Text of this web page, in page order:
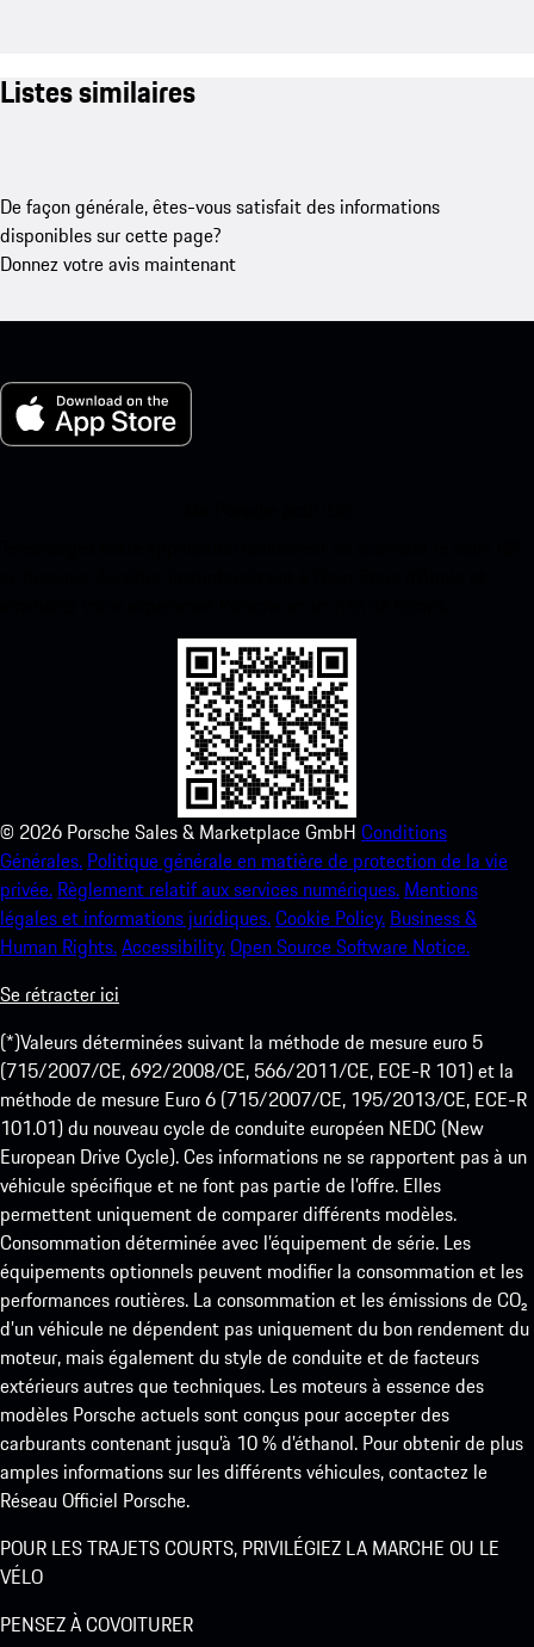
Listes similaires
De façon générale, êtes-vous satisfait des informations
disponibles sur cette page?
Donnez votre avis maintenant
© 2026 Porsche Sales & Marketplace GmbH Conditions
Générales. Politique générale en matière de protection de la vie
privée. Règlement relatif aux services numériques. Mentions
légales et informations juridiques.Cookie Policy. Business &
Human Rights.Accessibility.Open Source Software Notice.
Se rétracter ici
(*)Valeurs déterminées suivant la méthode de mesure euro 5
(715/2007/CE, 692/2008/CE, 566/2011/CE, ECE-R 101) et la
méthode de mesure Euro 6 (715/2007/CE, 195/2013/CE, ECE-R
101.01) du nouveau cycle de conduite européen NEDC (New
European Drive Cycle). Ces informations ne se rapportent pas à un
véhicule spécifique et ne font pas partie de l’offre. Elles
permettent uniquement de comparer différents modèles.
Consommation déterminée avec l’équipement de série. Les
équipements optionnels peuvent modifier la consommation et les
performances routières. La consommation et les émissions de CO₂
d’un véhicule ne dépendent pas uniquement du bon rendement du
moteur, mais également du style de conduite et de facteurs
extérieurs autres que techniques. Les moteurs à essence des
modèles Porsche actuels sont conçus pour accepter des
carburants contenant jusqu’à 10 % d’éthanol. Pour obtenir de plus
amples informations sur les différents véhicules, contactez le
Réseau Officiel Porsche.
POUR LES TRAJETS COURTS, PRIVILÉGIEZ LA MARCHE OU LE
VÉLO
PENSEZ À COVOITURER